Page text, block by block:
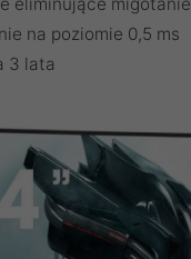
eliminujące migotanie
na poziomie 0,5 ms
3 lata